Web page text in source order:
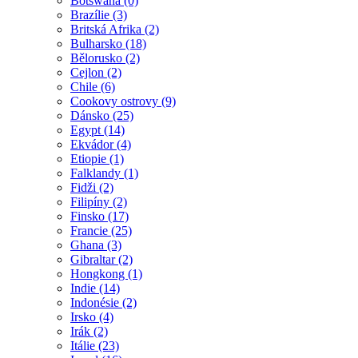
Brazílie (3)
Britská Afrika (2)
Bulharsko (18)
Bělorusko (2)
Cejlon (2)
Chile (6)
Cookovy ostrovy (9)
Dánsko (25)
Egypt (14)
Ekvádor (4)
Etiopie (1)
Falklandy (1)
Fidži (2)
Filipíny (2)
Finsko (17)
Francie (25)
Ghana (3)
Gibraltar (2)
Hongkong (1)
Indie (14)
Indonésie (2)
Irsko (4)
Irák (2)
Itálie (23)